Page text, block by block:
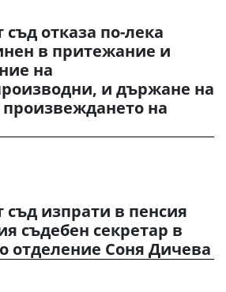
отказа по-лека
в притежание и
на
и държане на
на
изпрати в пенсия
съдебен секретар в
отделение Соня Дичева